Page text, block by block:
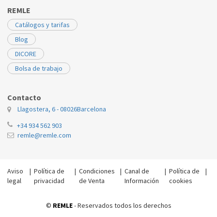
BALAY
T8214
BALAY
BALAY
BALAY
BALAY
BALAY
BALAY
BALAY
T8216F01
067001
T821701 067001
REMLE
Catálogos y tarifas
Blog
DICORE
Bolsa de trabajo
Contacto
Llagostera, 6 - 08026Barcelona
+34 934 562 903
remle@remle.com
Aviso
legal
| Política de
privacidad
|Condiciones
de Venta
|Canal de
Información
| Política de
cookies
|
© REMLE- Reservados todos los derechos